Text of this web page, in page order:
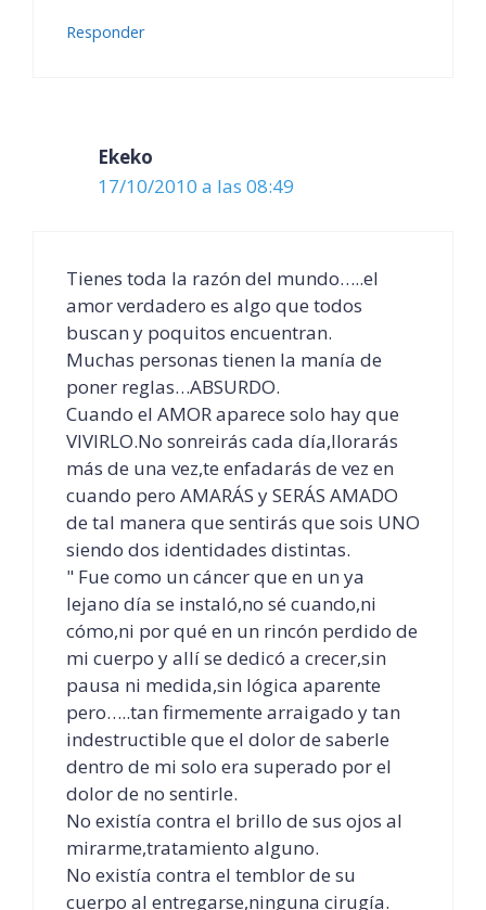
Responder
Ekeko
17/10/2010 a las 08:49
Tienes toda la razón del mundo…..el
amor verdadero es algo que todos
buscan y poquitos encuentran.
Muchas personas tienen la manía de
poner reglas…ABSURDO.
Cuando el AMOR aparece solo hay que
VIVIRLO.No sonreirás cada día,llorarás
más de una vez,te enfadarás de vez en
cuando pero AMARÁS y SERÁS AMADO
de tal manera que sentirás que sois UNO
siendo dos identidades distintas.
" Fue como un cáncer que en un ya
lejano día se instaló,no sé cuando,ni
cómo,ni por qué en un rincón perdido de
mi cuerpo y allí se dedicó a crecer,sin
pausa ni medida,sin lógica aparente
pero…..tan firmemente arraigado y tan
indestructible que el dolor de saberle
dentro de mi solo era superado por el
dolor de no sentirle.
No existía contra el brillo de sus ojos al
mirarme,tratamiento alguno.
No existía contra el temblor de su
cuerpo al entregarse,ninguna cirugía.